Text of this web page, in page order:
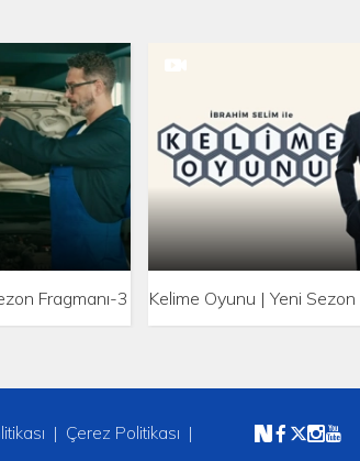
Fragmanı-3 Kelime Oyunu | Yeni Sezon
Çerez Politikası